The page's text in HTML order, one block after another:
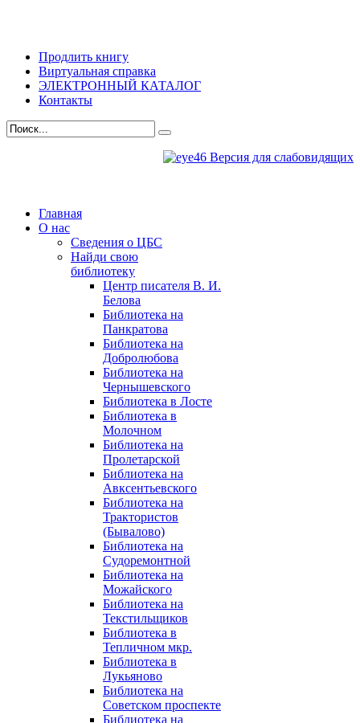
Продлить книгу
Виртуальная справка
ЭЛЕКТРОННЫЙ КАТАЛОГ
Контакты
Версия для слабовидящих
Главная
О нас
Сведения о ЦБС
Найди свою
библиотеку
Центр писателя В. И.
Белова
Библиотека на
Панкратова
Библиотека на
Добролюбова
Библиотека на
Чернышевского
Библиотека в Лосте
Библиотека в
Молочном
Библиотека на
Пролетарской
Библиотека на
Авксентьевского
Библиотека на
Трактористов
(Бывалово)
Библиотека на
Судоремонтной
Библиотека на
Можайского
Библиотека на
Текстильщиков
Библиотека в
Тепличном мкр.
Библиотека в
Лукьяново
Библиотека на
Советском проспекте
Библиотека на